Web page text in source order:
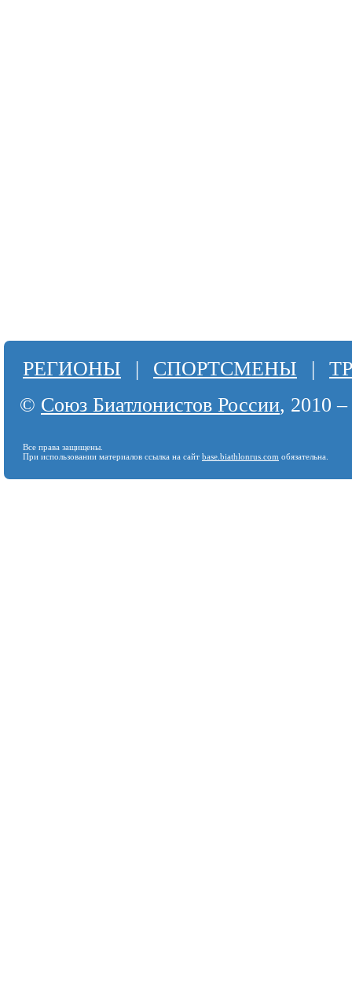
РЕГИОНЫ | СПОРТСМЕНЫ |
© Союз Биатлонистов России, 2010
Все права защищены.
При использовании материалов ссылка на сайт base.biathlonrus.com обязательна.